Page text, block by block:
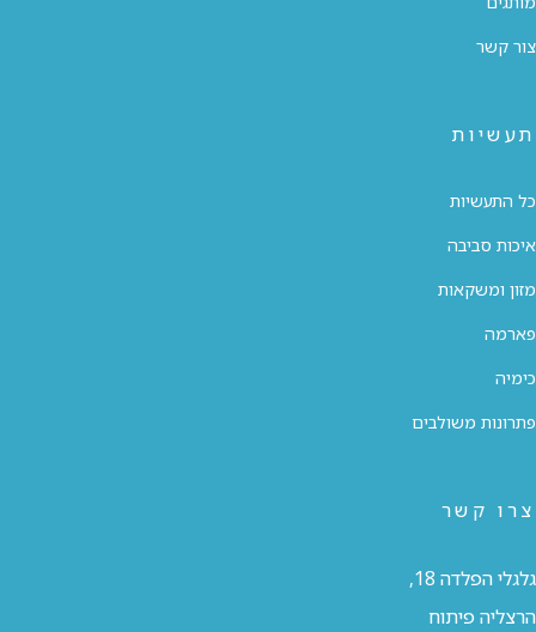
צור קשר
תעשיות
כל התעשיות
איכות סביבה
מזון ומשקאות
פארמה
כימיה
פתרונות משולבים
צרו קשר
גלגלי הפלדה 18,
הרצליה פיתוח